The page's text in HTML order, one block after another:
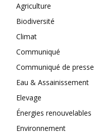
Agriculture
Biodiversité
Climat
Communiqué
Communiqué de presse
Eau & Assainissement
Elevage
Énergies renouvelables
Environnement